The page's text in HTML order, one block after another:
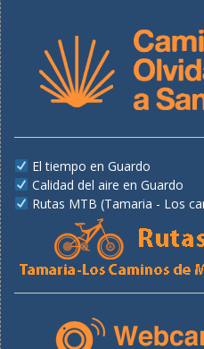
El tiempo en Guardo
Calidad del aire en Guardo
Rutas MTB (Tamaria - Los